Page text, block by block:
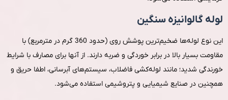
لوله گالوانیزه سنگین
این نوع لوله‌ها ضخیم‌ترین پوشش روی (حدود 360 گرم در مترمربع) با
مقاومت بسیار بالا در برابر خوردگی و ضربه دارند. از آنها برای مصارف با شرایط
خورندگی شدید؛ مانند لوله‌کشی فاضلاب، سیستم‌های آبرسانی، اطفا حریق و
همچنین در صنایع شیمیایی و پتروشیمی استفاده می‌شود.